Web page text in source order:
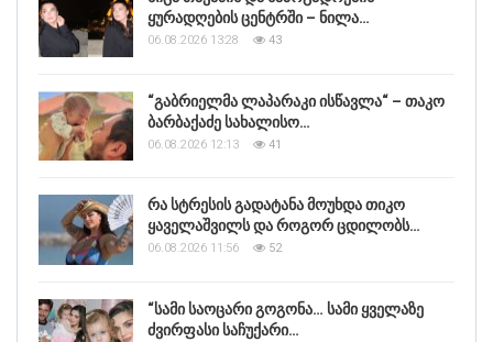
ყურადღების ცენტრში – ნილა…
06.08.2026 13:28 43
“გაბრიელმა ლაპარაკი ისწავლა“ – თაკო
ბარბაქაძე სახალისო…
06.08.2026 12:13 41
რა სტრესის გადატანა მოუხდა თიკო
ყაველაშვილს და როგორ ცდილობს…
06.08.2026 11:56 52
“სამი საოცარი გოგონა… სამი ყველაზე
ძვირფასი საჩუქარი…